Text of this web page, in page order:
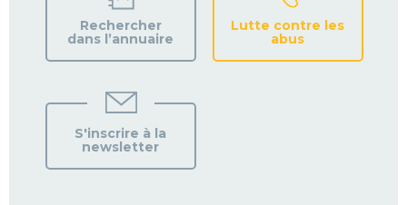
Rechercher
dans l’annuaire
Lutte contre les
abus
S'inscrire à la
newsletter